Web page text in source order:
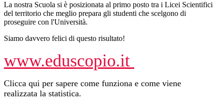
La nostra Scuola si è posizionata al primo posto tra i Licei Scientifici
del territorio che meglio prepara gli studenti che scelgono di
proseguire con l'Università.
Siamo davvero felici di questo risultato!
www.eduscopio.it
Clicca qui per sapere come funziona e come viene
realizzata la statistica.